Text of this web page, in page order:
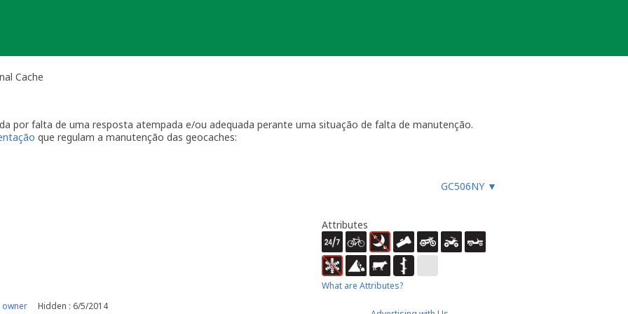
Cache
por falta de uma resposta atempada e/ou adequada perante uma situação de falta de manutenção.
que regulam a manutenção das geocaches:
com a geocache (desaparecimento, estrago, humidade/infiltrações, etc.), ou faz um registo
temporariamente a sua geocache para que os outros saibam que não devem procurar a
o problema. É-lhe concedido um período razoável de tempo -
sua geocache. Se a geocache não estiver a receber a manutenção necessária ou estiver
um longo período de tempo, poderemos arquivar a página da geocache.
por favor recolha-o a fim de evitar que se torne lixo (geolitter).
de manutenção a sua geocache não poderá ser desarquivada. Caso submeta uma nova será tido em
GC506NY ▼
Hidden : 6/5/2014
Attributes
What are Attributes?